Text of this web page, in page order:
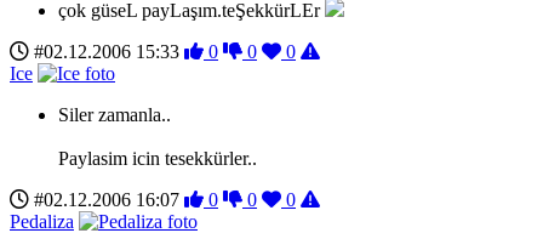
çok güseL payLaşım.teŞekkürLEr
#02.12.2006 15:33
0 0
0
Ice
Siler zamanla..
Paylasim icin tesekkürler..
#02.12.2006 16:07
0 0
0
Pedaliza